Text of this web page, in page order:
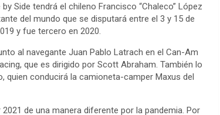
Side tendrá el chileno Francisco “Chaleco” López
del mundo que se disputará entre el 3 y 15 de
y fue tercero en 2020.
al navegante Juan Pablo Latrach en el Can-Am
que es dirigido por Scott Abraham. También lo
quien conducirá la camioneta-camper Maxus del
de una manera diferente por la pandemia. Por